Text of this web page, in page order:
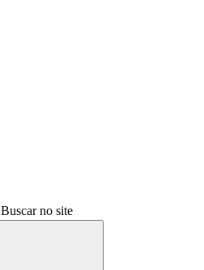
Buscar no site